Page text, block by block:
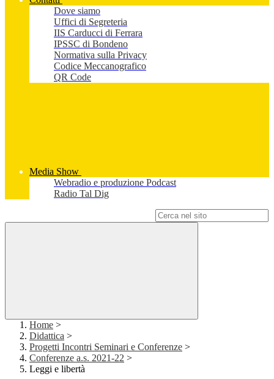
Dove siamo
Uffici di Segreteria
IIS Carducci di Ferrara
IPSSC di Bondeno
Normativa sulla Privacy
Codice Meccanografico
QR Code
Media Show
Webradio e produzione Podcast
Radio Tal Dig
Home >
Didattica >
Progetti Incontri Seminari e Conferenze >
Conferenze a.s. 2021-22 >
Leggi e libertà